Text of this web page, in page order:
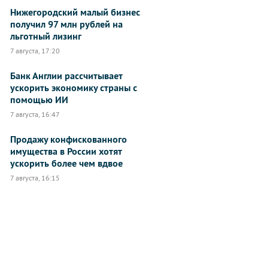
Нижегородский малый бизнес
получил 97 млн рублей на
льготный лизинг
7 августа, 17:20
Банк Англии рассчитывает
ускорить экономику страны с
помощью ИИ
7 августа, 16:47
Продажу конфискованного
имущества в России хотят
ускорить более чем вдвое
7 августа, 16:15